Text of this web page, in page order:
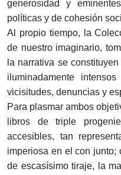
generosidad y
políticas y de cohesión
Al propio tiempo, la
de nuestro imaginario,
la narrativa se
iluminadamente
vicisitudes, denuncias y
Para plasmar ambos
libros de triple
accesibles, tan
imperiosa en el con junto;
de escasísimo tiraje, la